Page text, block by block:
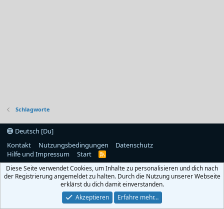
Schlagworte
Deutsch [Du]
Kontakt
Nutzungsbedingungen
Datenschutz
Hilfe und Impressum
Start
R
S
Diese Seite verwendet Cookies, um Inhalte zu personalisieren und dich nach
der Registrierung angemeldet zu halten. Durch die Nutzung unserer Webseite
erklärst du dich damit einverstanden.
Akzeptieren
Erfahre mehr…